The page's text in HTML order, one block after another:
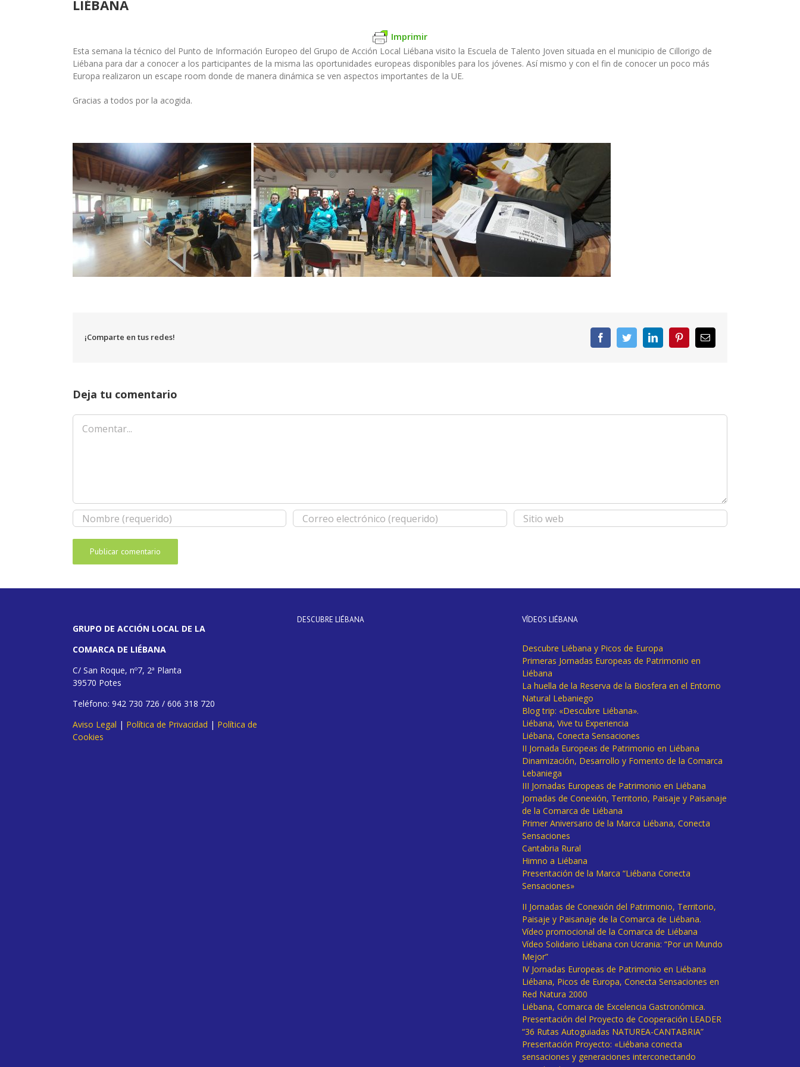
LIÉBANA
Imprimir
Esta semana la técnico del Punto de Información Europeo del Grupo de Acción Local Liébana visito la Escuela de Talento Joven situada en el municipio de Cillorigo de
Liébana para dar a conocer a los participantes de la misma las oportunidades europeas disponibles para los jóvenes. Así mismo y con el fin de conocer un poco más
Europa realizaron un escape room donde de manera dinámica se ven aspectos importantes de la UE.
Gracias a todos por la acogida.
¡Comparte en tus redes! FacebookTwitterLinkedInPinterestCorreo
electrónico
Deja tu comentario
Comentar
GRUPO DE ACCIÓN LOCAL DE LA
COMARCA DE LIÉBANA
C/ San Roque, nº7, 2ª Planta
39570 Potes
Teléfono: 942 730 726 / 606 318 720
Aviso Legal | Política de Privacidad | Política de
Cookies
DESCUBRE LIÉBANA VÍDEOS LIÉBANA
Descubre Liébana y Picos de Europa
Primeras Jornadas Europeas de Patrimonio en
Liébana
La huella de la Reserva de la Biosfera en el Entorno
Natural Lebaniego
Blog trip: «Descubre Liébana».
Liébana, Vive tu Experiencia
Liébana, Conecta Sensaciones
II Jornada Europeas de Patrimonio en Liébana
Dinamización, Desarrollo y Fomento de la Comarca
Lebaniega
III Jornadas Europeas de Patrimonio en Liébana
Jornadas de Conexión, Territorio, Paisaje y Paisanaje
de la Comarca de Liébana
Primer Aniversario de la Marca Liébana, Conecta
Sensaciones
Cantabria Rural
Himno a Liébana
Presentación de la Marca “Liébana Conecta
Sensaciones»
II Jornadas de Conexión del Patrimonio, Territorio,
Paisaje y Paisanaje de la Comarca de Liébana.
Vídeo promocional de la Comarca de Liébana
Vídeo Solidario Liébana con Ucrania: “Por un Mundo
Mejor”
IV Jornadas Europeas de Patrimonio en Liébana
Liébana, Picos de Europa, Conecta Sensaciones en
Red Natura 2000
Liébana, Comarca de Excelencia Gastronómica.
Presentación del Proyecto de Cooperación LEADER
“36 Rutas Autoguiadas NATUREA-CANTABRIA”
Presentación Proyecto: «Liébana conecta
sensaciones y generaciones interconectando